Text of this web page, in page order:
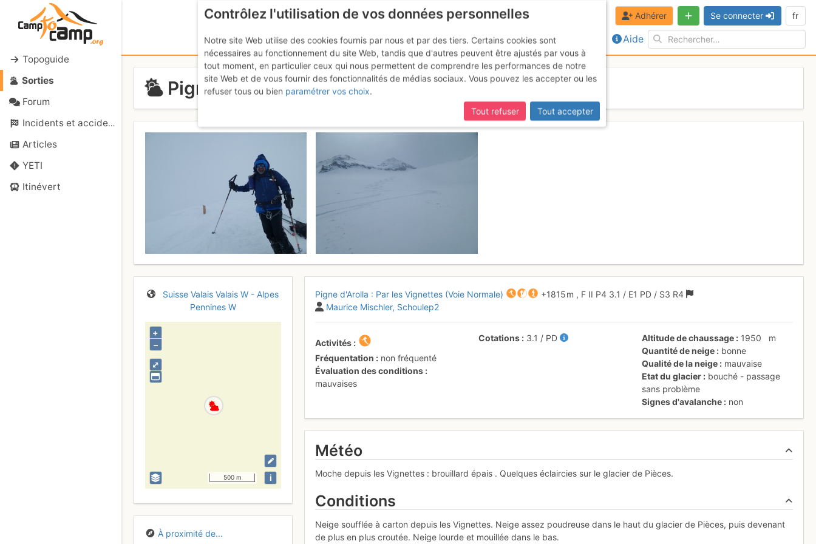
Topoguide
Sorties
Forum
Incidents et accidents
Articles
YETI
Itinévert
Aide
Adhérer Se connecter fr
Pigne d'Arolla : Par les Vignettes
Suisse Valais Valais W - Alpes
Pennines W
⤢
+
–
500 m i
À proximité de...
Pigne d'Arolla : Par les Vignettes (Voie Normale) +1815 m , F II P4 3.1 / E1 PD / S3 R4
Maurice Mischler Schoulep2
Activités
Fréquentation
non fréquenté
Évaluation des conditions
mauvaises
Cotations 3.1 / PD Altitude de chaussage 1950
m
Quantité de neige
bonne
Qualité de la neige
mauvaise
Etat du glacier
bouché - passage
sans problème
Signes d'avalanche
non
Météo
Moche depuis les Vignettes : brouillard épais . Quelques éclaircies sur le glacier de Pièces.
Conditions
Neige soufflée à carton depuis les Vignettes. Neige assez poudreuse dans le haut du glacier de Pièces, puis devenant
de plus en plus croutée. Neige lourde et mouillée dans le bas.
Contrôlez l'utilisation de vos données personnelles
Notre site Web utilise des cookies fournis par nous et par des tiers. Certains cookies sont
nécessaires au fonctionnement du site Web, tandis que d'autres peuvent être ajustés par vous à
tout moment, en particulier ceux qui nous permettent de comprendre les performances de notre
site Web et de vous fournir des fonctionnalités de médias sociaux. Vous pouvez les accepter ou les
refuser tous ou bien paramétrer vos choix.
Tout refuser
Tout accepter